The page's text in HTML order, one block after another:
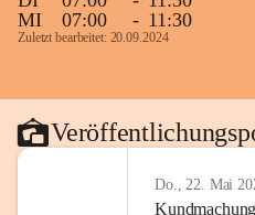
MI
07:00 - 11:30
Zuletzt bearbeitet: 20.09.2024
Do., 22. Mai